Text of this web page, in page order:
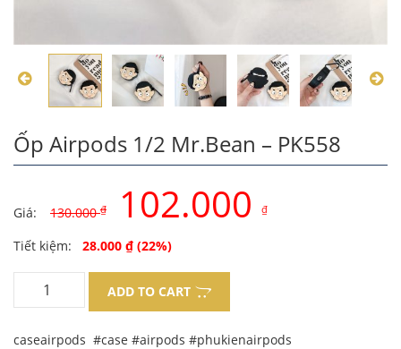
Ốp Airpods 1/2 Mr.Bean – PK558
Giá: 130.000₫
Original
price
was:
102.000 ₫
Current
price
is:
Tiết kiệm: 28.000 ₫ (22%)
ADD TO CART
caseairpods #case #airpods #phukienairpods